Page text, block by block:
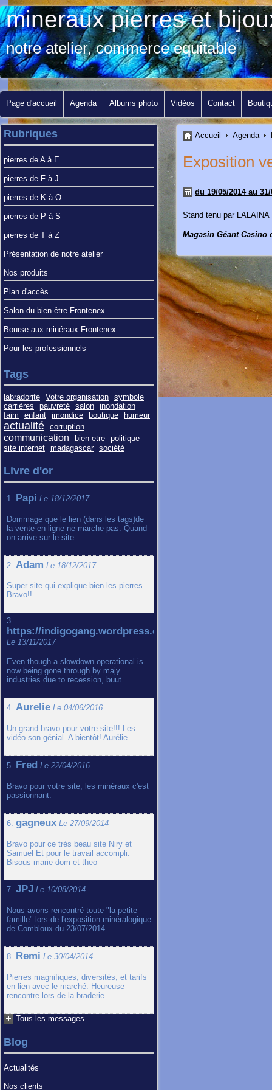
mineraux pierres et
notre atelier, commerce equitable
Page d'accueil Agenda Albums photo Vidéos Contact
Accueil Agenda
Exposition
du 19/05/2014 au 31/
Stand tenu par LALAINA
Magasin Géant Casino
Rubriques
pierres de A à E
pierres de F à J
pierres de K à O
pierres de P à S
pierres de T à Z
Présentation de notre atelier
Nos produits
Plan d'accès
Salon du bien-être Frontenex
Bourse aux minéraux Frontenex
Pour les professionnels
Tags
labradorite Votre organisation symbole
carrières
pauvreté salon inondation
faim
enfant imondice boutique humeur
actualité corruption
communication bien etre politique
site internet madagascar société
Livre d'or
1. Papi Le 18/12/2017
Dommage que le lien (dans les tags)de
la vente en ligne ne marche pas. Quand
on arrive sur le site ...
2. Adam Le 18/12/2017
Super site qui explique bien les pierres.
Bravo!!
3.
https://indigogang.wordpress.com
Le 13/11/2017
Even though a slowdown operational is
now being gone through by majy
industries due to recession, buut ...
4. Aurelie Le 04/06/2016
Un grand bravo pour votre site!!! Les
vidéo son génial. A bientôt! Aurélie.
5. Fred Le 22/04/2016
Bravo pour votre site, les minéraux c'est
passionnant.
6. gagneux Le 27/09/2014
Bravo pour ce très beau site Niry et
Samuel Et pour le travail accompli.
Bisous marie dom et theo
7. JPJ Le 10/08/2014
Nous avons rencontré toute "la petite
famille" lors de l'exposition minéralogique
de Combloux du 23/07/2014. ...
8. Remi Le 30/04/2014
Pierres magnifiques, diversités, et tarifs
en lien avec le marché. Heureuse
rencontre lors de la braderie ...
Tous les messages
Blog
Actualités
Nos clients